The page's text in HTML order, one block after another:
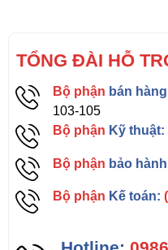
TỔNG ĐÀI HỖ
Bộ phận bán
103-105
Bộ phận Kỹ thuật:
Bộ phận bảo
Bộ phận Kế toán: